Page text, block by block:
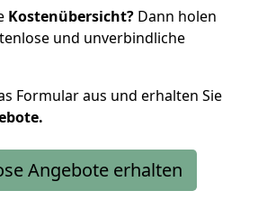
Kostenübersicht? Dann holen
und unverbindliche
Formular aus und erhalten Sie
Angebote erhalten